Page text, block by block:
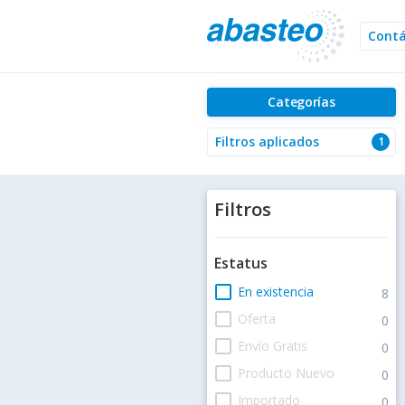
Categorías
1
Filtros aplicados
Filtros
Estatus
check_box_outline_blank En existencia 8
check_box_outline_blank Oferta 0
check_box_outline_blank Envío Gratis 0
check_box_outline_blank Producto Nuevo 0
check_box_outline_blank Importado